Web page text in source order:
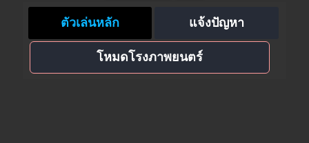
ตัวเล่นหลัก แจ้งปัญหา
โหมดโรงภาพยนตร์